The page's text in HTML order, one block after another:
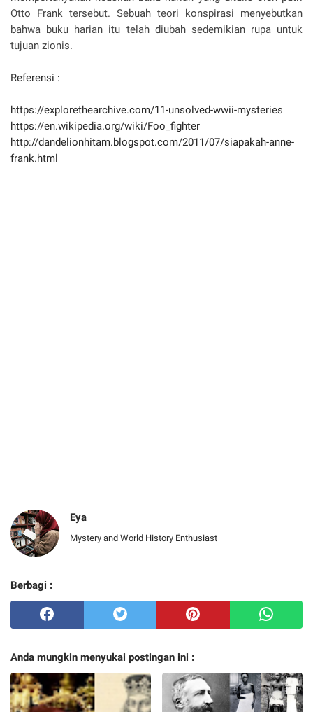
Otto Frank tersebut. Sebuah teori konspirasi menyebutkan
bahwa buku harian itu telah diubah sedemikian rupa untuk
tujuan zionis.
Referensi :
https://explorethearchive.com/11-unsolved-wwii-mysteries
https://en.wikipedia.org/wiki/Foo_fighter
http://dandelionhitam.blogspot.com/2011/07/siapakah-anne-
frank.html
Eya
Mystery and World History Enthusiast
Berbagi :
Anda mungkin menyukai postingan ini :